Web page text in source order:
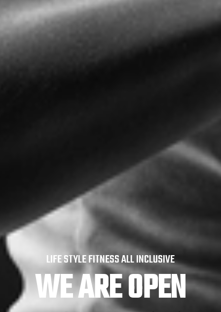
LIFE STYLE FITNESS ALL INCLUSIVE
WE ARE OPEN